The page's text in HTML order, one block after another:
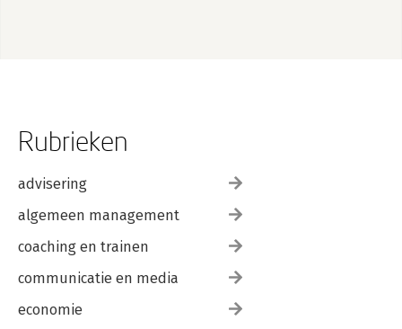
Rubrieken
advisering
algemeen management
coaching en trainen
communicatie en media
economie